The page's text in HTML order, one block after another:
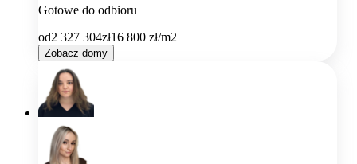
Gotowe do odbioru
od2 327 304zł16 800 zł/m2
Zobacz domy